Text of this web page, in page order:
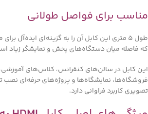
مناسب برای فواصل طولانی
طول 5 متری این کابل آن را به گزینه‌ای ایده‌آل
که فاصله میان دستگاه‌های پخش و نمایشگر زیاد
این کابل در سالن‌های کنفرانس، کلاس‌های
فروشگاه‌ها، نمایشگاه‌ها و پروژه‌های حرفه‌ای
تصویری کاربرد فراوانی دارد.